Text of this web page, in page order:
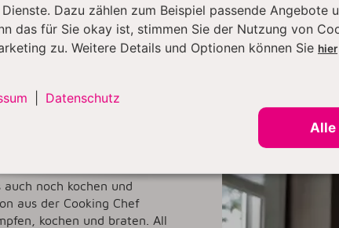
Die
Paket!
noch kochen und
aus der Cooking Chef
kochen und braten. All
Dazu zählen zum Beispiel passende Angebote
das für Sie okay ist, stimmen Sie der Nutzung von
zu. Weitere Details und Optionen können Sie hier
Datenschutz
Alle